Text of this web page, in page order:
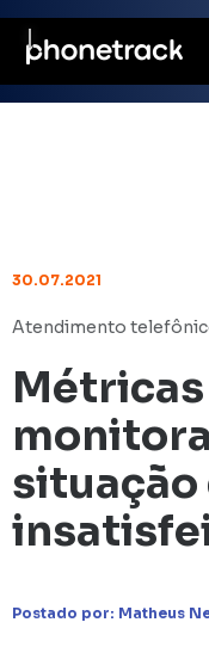
30.07.2021
Atendimento
Métricas
situação
Postado por: Matheus